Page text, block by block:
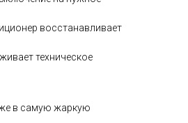
восстанавливает
техническое
в самую жаркую